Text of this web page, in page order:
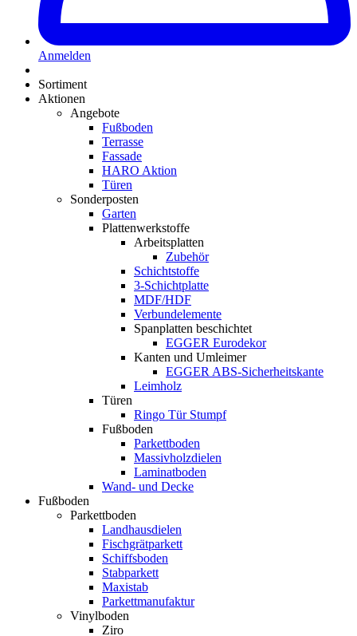
Anmelden
Sortiment
Aktionen
Angebote
Fußboden
Terrasse
Fassade
HARO Aktion
Türen
Sonderposten
Garten
Plattenwerkstoffe
Arbeitsplatten
Zubehör
Schichtstoffe
3-Schichtplatte
MDF/HDF
Verbundelemente
Spanplatten beschichtet
EGGER Eurodekor
Kanten und Umleimer
EGGER ABS-Sicherheitskante
Leimholz
Türen
Ringo Tür Stumpf
Fußboden
Parkettboden
Massivholzdielen
Laminatboden
Wand- und Decke
Fußboden
Parkettboden
Landhausdielen
Fischgrätparkett
Schiffsboden
Stabparkett
Maxistab
Parkettmanufaktur
Vinylboden
Ziro